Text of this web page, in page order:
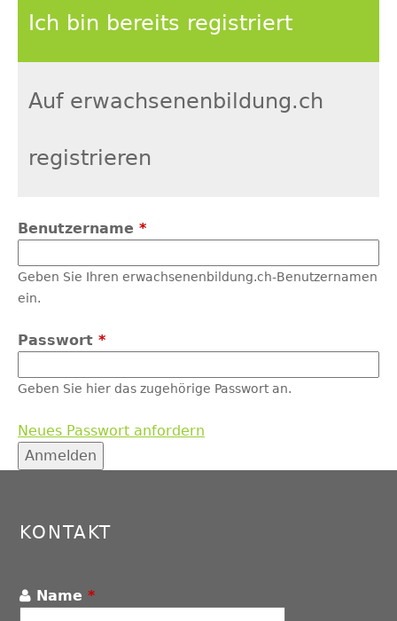
Ich bin bereits registriert
Auf erwachsenenbildung.ch
registrieren
Benutzername *
Geben Sie Ihren erwachsenenbildung.ch-Benutzernamen
ein.
Passwort *
Geben Sie hier das zugehörige Passwort an.
Neues Passwort anfordern
Back
to
KONTAKT
Name*